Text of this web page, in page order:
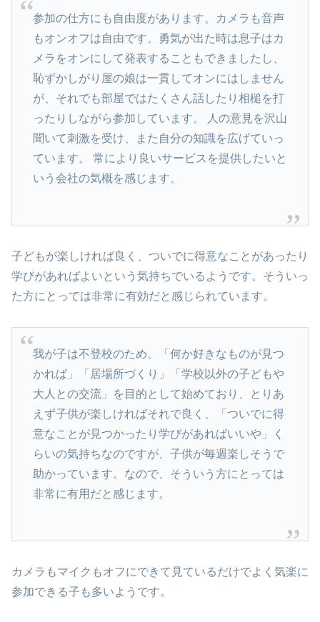
参加の仕方にも自由度があります。カメラも音声
もオンオフは自由です。勇気が出た時は息子はカ
メラをオンにして発表することもできましたし、
恥ずかしがり屋の娘は一貫してオンにはしません
が、それでも部屋ではたくさん話したり相槌を打
ったりしながら参加しています。 人の意見を沢山
聞いて刺激を受け、また自分の知識を広げていっ
ています。 常により良いサービスを提供したいと
いう会社の気概を感じます。
子どもが楽しければ良く、ついでに得意なことがあったり
学びがあればよいという気持ちでいるようです。そういっ
た方にとっては非常に有効だと感じられています。
我が子は不登校のため、「何か好きなものが見つ
かれば」「居場所づくり」「学校以外の子どもや
大人との交流」を目的として始めており、とりあ
えず子供が楽しければそれで良く、「ついでに得
意なことが見つかったり学びがあればいいや」く
らいの気持ちなのですが、子供が毎週楽しそうで
助かっています。なので、そういう方にとっては
非常に有用だと感じます。
カメラもマイクもオフにできて見ているだけでよく気楽に
参加できる子も多いようです。